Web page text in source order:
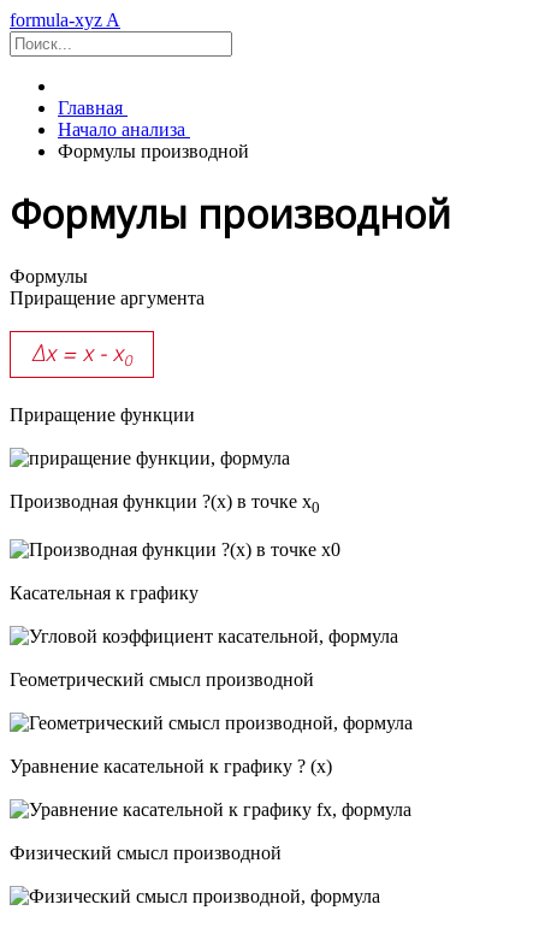
formula-xyz A
Главная
Начало анализа
Формулы производной
Формулы производной
Формулы
Приращение аргумента
Приращение функции
Производная функции ?(x) в точке x0
Касательная к графику
Геометрический смысл производной
Уравнение касательной к графику ? (x)
Физический смысл производной